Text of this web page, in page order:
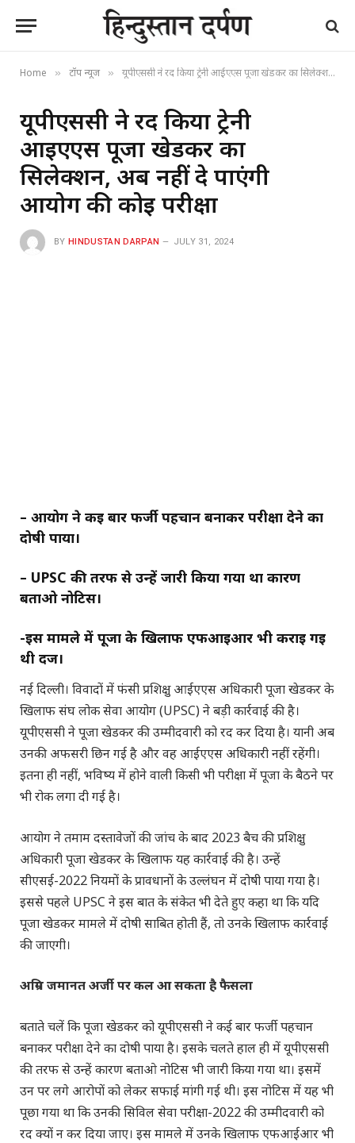
Home » टॉप न्यूज » यूपीएससी ने रद किया ट्रेनी आईएएस पूजा खेडकर का सिलेक्शन, अब नहीं दे पाएंगी आयोग की कोई परीक्षा
यूपीएससी ने रद किया ट्रेनी
आईएएस पूजा खेडकर का
सिलेक्शन, अब नहीं दे पाएंगी
आयोग की कोई परीक्षा
BY HINDUSTAN DARPAN JULY 31, 2024
– आयोग ने कई बार फर्जी पहचान बनाकर परीक्षा देने का
दोषी पाया।
– UPSC की तरफ से उन्हें जारी किया गया था कारण
बताओ नोटिस।
-इस मामले में पूजा के खिलाफ एफआईआर भी कराई गई
थी दर्ज।
नई दिल्ली। विवादों में फंसी प्रशिक्षु आईएएस अधिकारी पूजा खेडकर के
खिलाफ संघ लोक सेवा आयोग (UPSC) ने बड़ी कार्रवाई की है।
यूपीएससी ने पूजा खेडकर की उम्मीदवारी को रद कर दिया है। यानी अब
उनकी अफसरी छिन गई है और वह आईएएस अधिकारी नहीं रहेंगी।
इतना ही नहीं, भविष्य में होने वाली किसी भी परीक्षा में पूजा के बैठने पर
भी रोक लगा दी गई है।
आयोग ने तमाम दस्तावेजों की जांच के बाद 2023 बैच की प्रशिक्षु
अधिकारी पूजा खेडकर के खिलाफ यह कार्रवाई की है। उन्हें
सीएसई-2022 नियमों के प्रावधानों के उल्लंघन में दोषी पाया गया है।
इससे पहले UPSC ने इस बात के संकेत भी देते हुए कहा था कि यदि
पूजा खेडकर मामले में दोषी साबित होती हैं, तो उनके खिलाफ कार्रवाई
की जाएगी।
अग्रिम जमानत अर्जी पर कल आ सकता है फैसला
बताते चलें कि पूजा खेडकर को यूपीएससी ने कई बार फर्जी पहचान
बनाकर परीक्षा देने का दोषी पाया है। इसके चलते हाल ही में यूपीएससी
की तरफ से उन्हें कारण बताओ नोटिस भी जारी किया गया था। इसमें
उन पर लगे आरोपों को लेकर सफाई मांगी गई थी। इस नोटिस में यह भी
पूछा गया था कि उनकी सिविल सेवा परीक्षा-2022 की उम्मीदवारी को
रद क्यों न कर दिया जाए। इस मामले में उनके खिलाफ एफआईआर भी